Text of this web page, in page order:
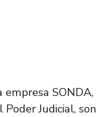
empresa SONDA,
Judicial, son